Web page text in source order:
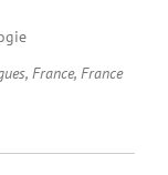
France, France